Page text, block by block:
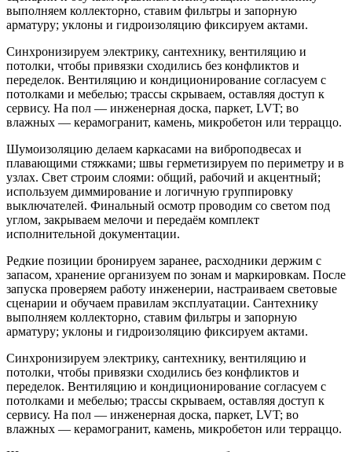
выполняем коллекторно, ставим фильтры и запорную
арматуру; уклоны и гидроизоляцию фиксируем актами.
Синхронизируем электрику, сантехнику, вентиляцию и
потолки, чтобы привязки сходились без конфликтов и
переделок. Вентиляцию и кондиционирование согласуем с
потолками и мебелью; трассы скрываем, оставляя доступ к
сервису. На пол — инженерная доска, паркет, LVT; во
влажных — керамогранит, камень, микробетон или терраццо.
Шумоизоляцию делаем каркасами на виброподвесах и
плавающими стяжками; швы герметизируем по периметру и в
узлах. Свет строим слоями: общий, рабочий и акцентный;
используем диммирование и логичную группировку
выключателей. Финальный осмотр проводим со светом под
углом, закрываем мелочи и передаём комплект
исполнительной документации.
Редкие позиции бронируем заранее, расходники держим с
запасом, хранение организуем по зонам и маркировкам. После
запуска проверяем работу инженерии, настраиваем световые
сценарии и обучаем правилам эксплуатации. Сантехнику
выполняем коллекторно, ставим фильтры и запорную
арматуру; уклоны и гидроизоляцию фиксируем актами.
Синхронизируем электрику, сантехнику, вентиляцию и
потолки, чтобы привязки сходились без конфликтов и
переделок. Вентиляцию и кондиционирование согласуем с
потолками и мебелью; трассы скрываем, оставляя доступ к
сервису. На пол — инженерная доска, паркет, LVT; во
влажных — керамогранит, камень, микробетон или терраццо.